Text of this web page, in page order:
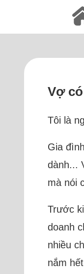
Vợ
Tôi là
Gia
dành...
mà nói
Trước
doanh
nhiều
nắm